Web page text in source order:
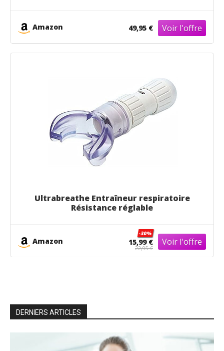
Haut du Corps, de la Poitrine, des épaules
Amazon 49,95 €
Ultrabreathe Entraîneur respiratoire
Résistance réglable
Amazon 15,99 €
-30%
22,95 €
DERNIERS ARTICLES